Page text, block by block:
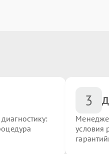
3
условия